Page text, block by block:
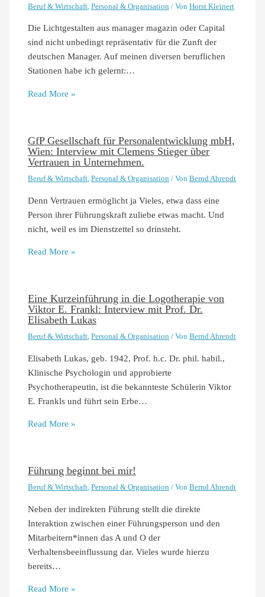
Beruf & Wirtschaft,Personal & Organisation / VonHorst Kleinert
Die Lichtgestalten aus manager magazin oder Capital
sind nicht unbedingt repräsentativ für die Zunft der
deutschen Manager. Auf meinen diversen beruflichen
Stationen habe ich gelernt:…
Read More »
GfP Gesellschaft für Personalentwicklung mbH,
Wien: Interview mit Clemens Stieger über
Vertrauen in Unternehmen.
Beruf & Wirtschaft,Personal & Organisation / VonBernd Ahrendt
Denn Vertrauen ermöglicht ja Vieles, etwa dass eine
Person ihrer Führungskraft zuliebe etwas macht. Und
nicht, weil es im Dienstzettel so drinsteht.
Read More »
Eine Kurzeinführung in die Logotherapie von
Viktor E. Frankl: Interview mit Prof. Dr.
Elisabeth Lukas
Beruf & Wirtschaft,Personal & Organisation / VonBernd Ahrendt
Elisabeth Lukas, geb. 1942, Prof. h.c. Dr. phil. habil.,
Klinische Psychologin und approbierte
Psychotherapeutin, ist die bekannteste Schülerin Viktor
E. Frankls und führt sein Erbe…
Read More »
Führung beginnt bei mir!
Beruf & Wirtschaft,Personal & Organisation / VonBernd Ahrendt
Neben der indirekten Führung stellt die direkte
Interaktion zwischen einer Führungsperson und den
Mitarbeitern*innen das A und O der
Verhaltensbeeinflussung dar. Vieles wurde hierzu
bereits…
Read More »